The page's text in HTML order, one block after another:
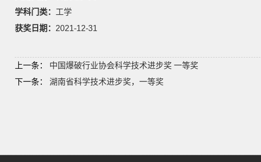
学科门类： 工学
获奖日期： 2021-12-31
上一条：
中国爆破行业协会科学技术进步奖 一等奖
下一条：
湖南省科学技术进步奖，一等奖